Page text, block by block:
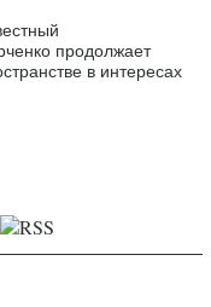
продолжает
в интересах